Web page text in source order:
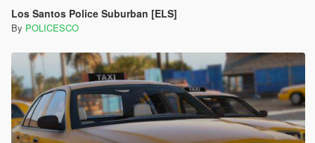
Los Santos Police Suburban [ELS]
By POLICESCO